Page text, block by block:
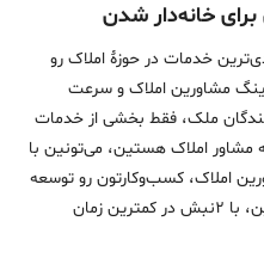
کاربردی‌ترین خدمات در حوزۀ املاک رو
مشاورین املاک و سرعت
ملک، فقط بخشی از خدمات
مشاور املاک هستین، می‌تونین با
املاک، کسب‌وکارتون رو توسعه
بدین و اگر هم مالک یا خریدار هستین، با 2نبش در کمترین زمان